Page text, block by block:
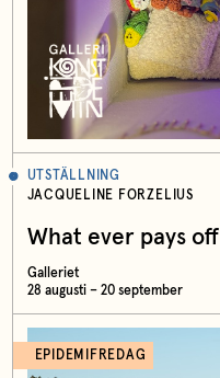
UTSTÄLLNING
JACQUELINE FORZELIUS
What ever pays off
Galleriet
28 augusti – 20 september
EPIDEMIFREDAG